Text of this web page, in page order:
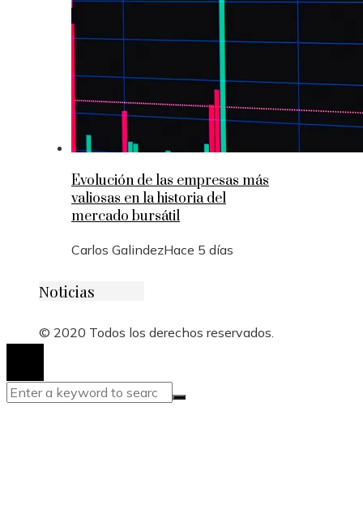
Evolución de las empresas más
valiosas en la historia del
mercado bursátil
Carlos GalindezHace 5 días
Noticias
© 2020 Todos los derechos reservados.